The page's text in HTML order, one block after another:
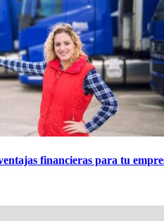
financieras para tu